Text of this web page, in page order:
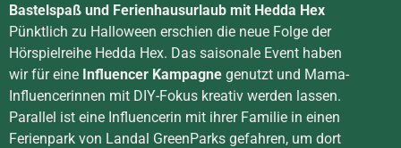
Bastelspaß und Ferienhausurlaub mit Hedda Hex
Pünktlich zu Halloween erschien die neue Folge der
Hörspielreihe Hedda Hex. Das saisonale Event haben
wir für eine Influencer Kampagne genutzt und Mama-
Influencerinnen mit DIY-Fokus kreativ werden lassen.
Parallel ist eine Influencerin mit ihrer Familie in einen
Ferienpark von Landal GreenParks gefahren, um dort